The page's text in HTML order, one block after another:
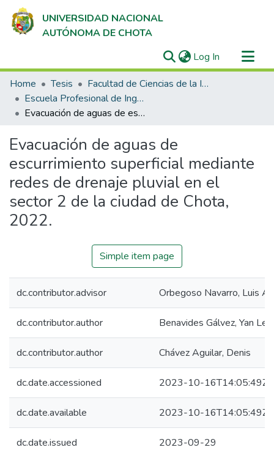
UNIVERSIDAD NACIONAL
AUTÓNOMA DE CHOTA
Log In (current)
Communities & Collections
All of DSpace
Statistics
Home Tesis
Facultad de Ciencias de la Ingeniería
Escuela Profesional de Ingeniería Civil
Evacuación de aguas de escurrimiento superficial mediante redes de drenaje pluvial en el sector 2 de la ciudad de Chota, 2022.
Evacuación de aguas de
escurrimiento superficial mediante
redes de drenaje pluvial en el
sector 2 de la ciudad de Chota,
2022.
Simple item page
dc.contributor.advisor Orbegoso Navarro, Luis
dc.contributor.author Benavides Gálvez, Yan
dc.contributor.author Chávez Aguilar, Denis
dc.date.accessioned 2023-10-16T14:05:49Z
dc.date.available 2023-10-16T14:05:49Z
dc.date.issued 2023-09-29